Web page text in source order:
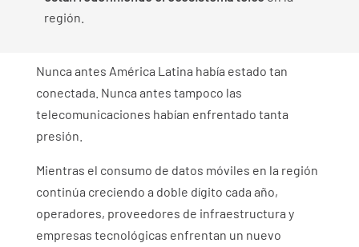
región.
Nunca antes América Latina había estado tan
conectada. Nunca antes tampoco las
telecomunicaciones habían enfrentado tanta
presión.
Mientras el consumo de datos móviles en la región
continúa creciendo a doble dígito cada año,
operadores, proveedores de infraestructura y
empresas tecnológicas enfrentan un nuevo